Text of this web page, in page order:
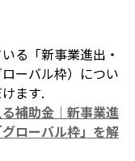
る「新事業進出・
ーバル枠）につい
ます.
補助金｜新事業進
ローバル枠」を解